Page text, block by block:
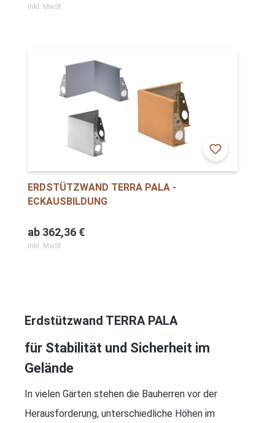
inkl. MwSt
ERDSTÜTZWAND TERRA PALA -
ECKAUSBILDUNG
ab 362,36 €
inkl. MwSt
Erdstützwand TERRA PALA
für Stabilität und Sicherheit im
Gelände
In vielen Gärten stehen die Bauherren vor der
Herausforderung, unterschiedliche Höhen im